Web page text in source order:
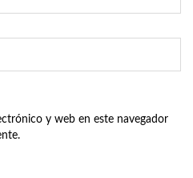
y web en este navegador